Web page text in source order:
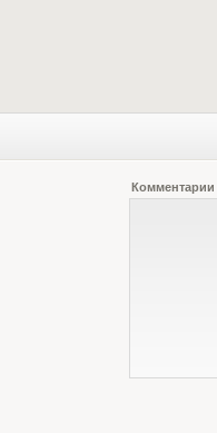
Комментарии